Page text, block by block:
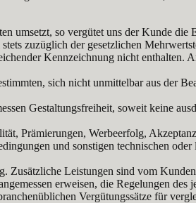
so vergütet uns der Kunde die
zuzüglich der gesetzlichen
Kennzeichnung nicht enthalten.
sich nicht unmittelbar aus der
Gestaltungsfreiheit, soweit keine
Prämierungen, Werbeerfolg,
und sonstigen technischen
Leistungen sind vom
erweisen, die Regelungen des
Vergütungssätze für